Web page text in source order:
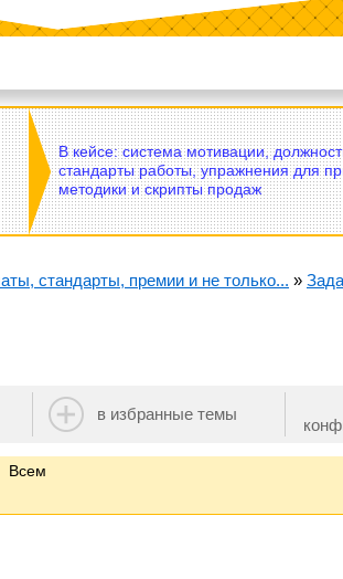
В кейсе: система мотивации,
стандарты работы, упражнения для
методики и скрипты продаж
стандарты, премии и не только... »
в избранные темы
Всем